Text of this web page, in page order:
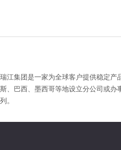
瑞江集团是一家为全球客户提供稳定产
斯、巴西、墨西哥等地设立分公司或办
列。